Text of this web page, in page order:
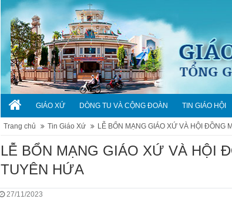
GIÁO XỨ DÒNG TU VÀ CỘNG ĐOÀN TIN GIÁO HỘI
Trang chủ Tin Giáo Xứ LỄ BỔN MẠNG GIÁO XỨ VÀ HỘI ĐỒNG
LỄ BỔN MẠNG GIÁO XỨ VÀ HỘI
TUYÊN HỨA
27/11/2023